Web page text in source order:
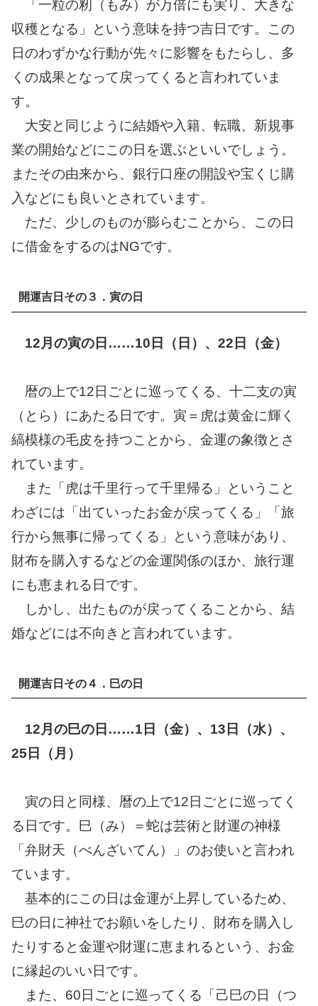
「一粒の籾（もみ）が万倍にも実り、大きな
収穫となる」という意味を持つ吉日です。この
日のわずかな行動が先々に影響をもたらし、多
くの成果となって戻ってくると言われていま
す。
大安と同じように結婚や入籍、転職、新規事
業の開始などにこの日を選ぶといいでしょう。
またその由来から、銀行口座の開設や宝くじ購
入などにも良いとされています。
ただ、少しのものが膨らむことから、この日
に借金をするのはNGです。
開運吉日その３．寅の日
12月の寅の日……10日（日）、22日（金）
暦の上で12日ごとに巡ってくる、十二支の寅
（とら）にあたる日です。寅＝虎は黄金に輝く
縞模様の毛皮を持つことから、金運の象徴とさ
れています。
また「虎は千里行って千里帰る」ということ
わざには「出ていったお金が戻ってくる」「旅
行から無事に帰ってくる」という意味があり、
財布を購入するなどの金運関係のほか、旅行運
にも恵まれる日です。
しかし、出たものが戻ってくることから、結
婚などには不向きと言われています。
開運吉日その４．巳の日
12月の巳の日……1日（金）、13日（水）、
25日（月）
寅の日と同様、暦の上で12日ごとに巡ってく
る日です。巳（み）＝蛇は芸術と財運の神様
「弁財天（べんざいてん）」のお使いと言われ
ています。
基本的にこの日は金運が上昇しているため、
巳の日に神社でお願いをしたり、財布を購入し
たりすると金運や財運に恵まれるという、お金
に縁起のいい日です。
また、60日ごとに巡ってくる「己巳の日（つ